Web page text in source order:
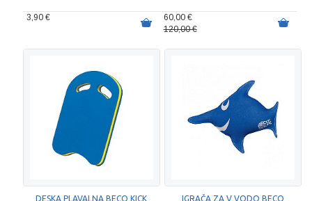
3,90 €
60,00 €
120,00 €
DESKA PLAVALNA BECO KICK
IGRAČA ZA V VODO BECO